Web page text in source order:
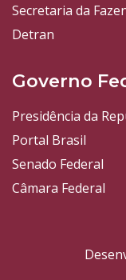
Secretaria da
Detran
Governo
Presidência da
Portal Brasil
Senado Federal
Câmara Federal